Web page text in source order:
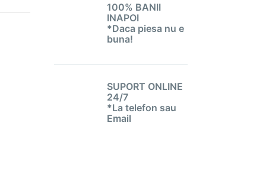
100% BANII
INAPOI
*Daca piesa nu e
buna!
SUPORT ONLINE
24/7
*La telefon sau
Email